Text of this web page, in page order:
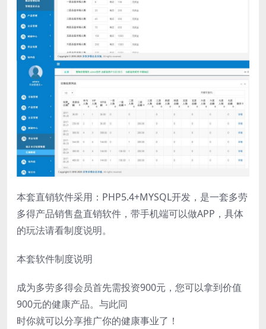
本套直销软件采用：PHP5.4+MYSQL开发，是一套多劳
多得产品销售盘直销软件，带手机端可以做APP，具体
的玩法请看制度说明。
本套软件制度说明
成为多劳多得会员首先需投资900元，您可以拿到价值
900元的健康产品。与此同
时你就可以分享推广你的健康事业了！